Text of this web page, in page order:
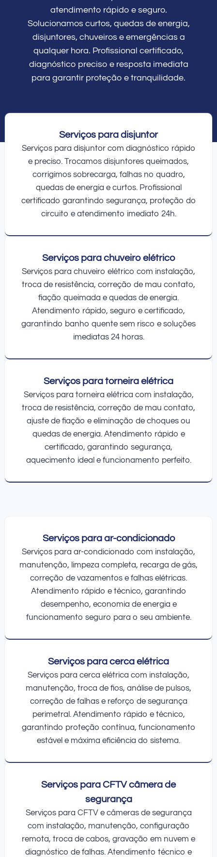
atendimento rápido e seguro.
Solucionamos curtos, quedas de energia,
disjuntores, chuveiros e emergências a
qualquer hora. Profissional certificado,
diagnóstico preciso e resposta imediata
para garantir proteção e tranquilidade.
Serviços para disjuntor
Serviços para disjuntor com diagnóstico rápido
e preciso. Trocamos disjuntores queimados,
corrigimos sobrecarga, falhas no quadro,
quedas de energia e curtos. Profissional
certificado garantindo segurança, proteção do
circuito e atendimento imediato 24h.
Serviços para chuveiro elétrico
Serviços para chuveiro elétrico com instalação,
troca de resistência, correção de mau contato,
fiação queimada e quedas de energia.
Atendimento rápido, seguro e certificado,
garantindo banho quente sem risco e soluções
imediatas 24 horas.
Serviços para torneira elétrica
Serviços para torneira elétrica com instalação,
troca de resistência, correção de mau contato,
ajuste de fiação e eliminação de choques ou
quedas de energia. Atendimento rápido e
certificado, garantindo segurança,
aquecimento ideal e funcionamento perfeito.
Serviços para ar-condicionado
Serviços para ar-condicionado com instalação,
manutenção, limpeza completa, recarga de gás,
correção de vazamentos e falhas elétricas.
Atendimento rápido e técnico, garantindo
desempenho, economia de energia e
funcionamento seguro para o seu ambiente.
Serviços para cerca elétrica
Serviços para cerca elétrica com instalação,
manutenção, troca de fios, análise de pulsos,
correção de falhas e reforço de segurança
perimetral. Atendimento rápido e técnico,
garantindo proteção contínua, funcionamento
estável e máxima eficiência do sistema.
Serviços para CFTV câmera de
segurança
Serviços para CFTV e câmeras de segurança
com instalação, manutenção, configuração
remota, troca de cabos, gravação em nuvem e
diagnóstico de falhas. Atendimento técnico e